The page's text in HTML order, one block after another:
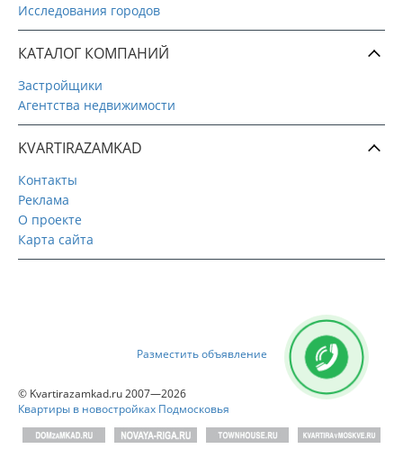
Исследования городов
КАТАЛОГ КОМПАНИЙ
Застройщики
Агентства недвижимости
KVARTIRAZAMKAD
Контакты
Реклама
О проекте
Карта сайта
Разместить объявление
© Kvartirazamkad.ru 2007—2026
Квартиры в новостройках Подмосковья